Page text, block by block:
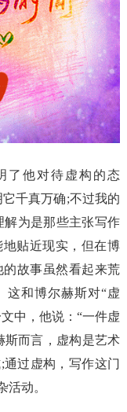
了他对待虚构的态
千真万确;不过我的
解为是那些主张写作
贴近现实，但在博
的故事虽然看起来荒
这和博尔赫斯对“虚
中，他说：“一件虚
斯而言，虚构是艺术
过虚构，写作这门
活动。